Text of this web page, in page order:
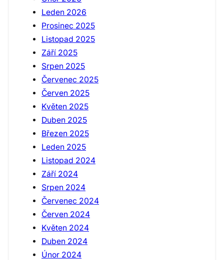
Leden 2026
Prosinec 2025
Listopad 2025
Září 2025
Srpen 2025
Červenec 2025
Červen 2025
Květen 2025
Duben 2025
Březen 2025
Leden 2025
Listopad 2024
Září 2024
Srpen 2024
Červenec 2024
Červen 2024
Květen 2024
Duben 2024
Únor 2024